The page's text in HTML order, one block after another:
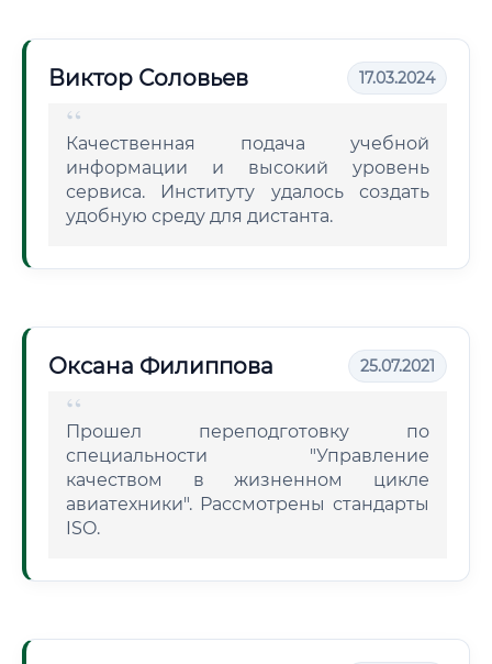
Виктор Соловьев 17.03.2024
Качественная подача учебной
информации и высокий уровень
сервиса. Институту удалось создать
удобную среду для дистанта.
Оксана Филиппова 25.07.2021
Прошел переподготовку по
специальности "Управление
качеством в жизненном цикле
авиатехники". Рассмотрены стандарты
ISO.